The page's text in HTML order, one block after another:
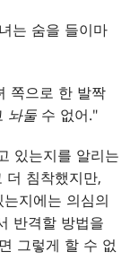
는 숨을 들이마
쪽으로 한 발짝
놔둘 수 없어."
있는지를 알리는
더 침착했지만,
지에는 의심의
반격할 방법을
그렇게 할 수 없